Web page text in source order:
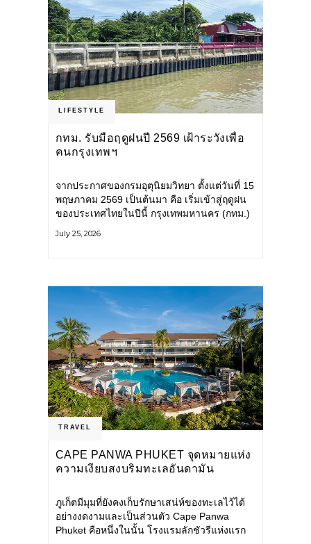
LIFESTYLE
กทม. รับมือฤดูฝนปี 2569 เฝ้าระวังเพื่อ
คนกรุงเทพฯ
จากประกาศของกรมอุตุนิยมวิทยา ตั้งแต่วันที่ 15
พฤษภาคม 2569 เป็นต้นมา คือ เริ่มเข้าสู่ฤดูฝน
ของประเทศไทยในปีนี้ กรุงเทพมหานคร (กทม.)
โครงสร้างพื้นฐาน
July 25, 2026
TRAVEL
CAPE PANWA PHUKET จุดหมายแห่ง
ความเงียบสงบริมทะเลอันดามัน
ภูเก็ตมีมุมที่ยังคงเก็บรักษาเสน่ห์ของทะเลไว้ได้
อย่างงดงามและเป็นส่วนตัว Cape Panwa
Phuket คือหนึ่งในนั้น โรงแรมลักชัวรีแห่งแรก